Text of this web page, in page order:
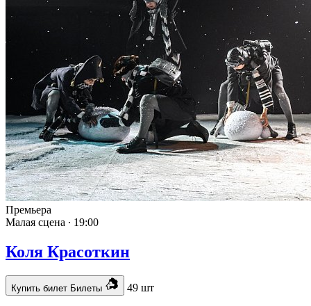
Премьера
Малая сцена ∙ 19:00
Коля Красоткин
Купить билет Билеты 49 шт